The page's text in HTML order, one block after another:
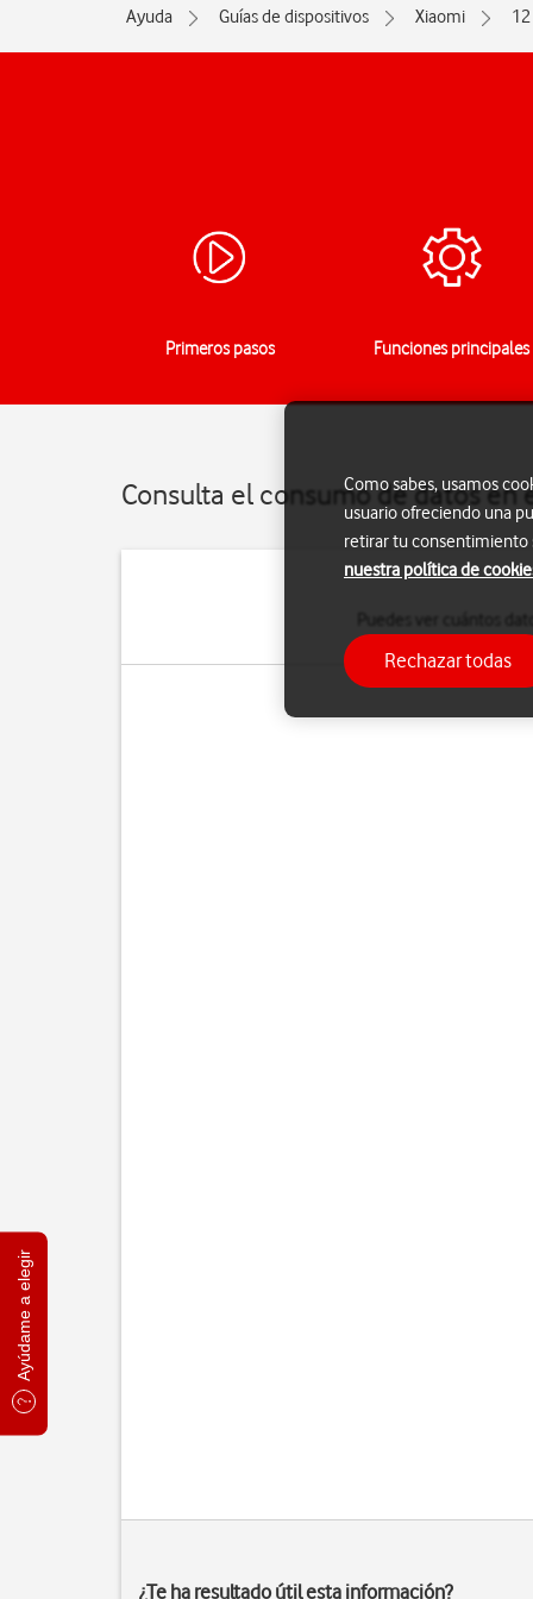
Ayúdame a elegir
Ayuda Guías de dispositivos Xiaomi
Primeros pasos Funciones principales
Consulta el consumo de datos en
¿Te ha resultado útil esta información?
Como sabes, usamos
usuario ofreciendo una
retirar tu consentimiento
nuestra política de
Rechazar todas